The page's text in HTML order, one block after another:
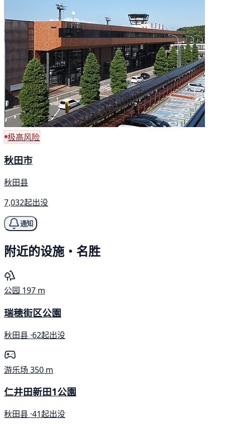
极高风险
秋田市
秋田县
7,032起出没
通知
附近的设施・名胜
公园 197 m
瑞穂街区公園
秋田县 ·62起出没
游乐场 350 m
仁井田新田1公園
秋田县 ·41起出没